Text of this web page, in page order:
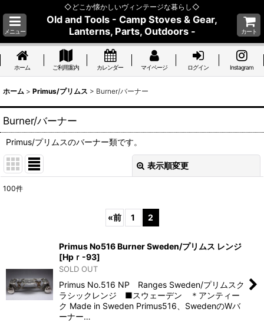
◇どこか懐かしいヴィンテージな暮らし◇
メニュー
Old and Tools - Camp Stoves & Gear,
Lanterns, Parts, Outdoors -
カート
ホーム ご利用案内 カレンダー マイページ ログイン Instagram
ホーム > Primus/プリムス > Burner/バーナー
Burner/バーナー
Primus/プリムスのバーナー類です。
表示順変更
100件
«前 1 2
Primus No516 Burner Sweden/プリムス レンジ
[Hpｒ-93]
SOLD OUT
Primus No.516 NP Ranges Sweden/プリムスク
ラシックレンジ ■スウェーデン ＊アンティー
ク Made in Sweden Primus516、SwedenのWバ
ーナー…